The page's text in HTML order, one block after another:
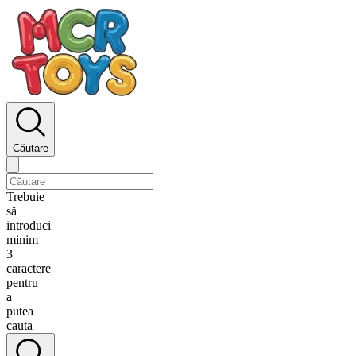
Căutare
Trebuie
să
introduci
minim
3
caractere
pentru
a
putea
cauta